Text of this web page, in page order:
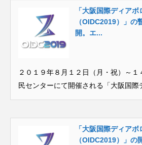
「大阪国際ディア
（OIDC2019）」の
開。エ...
２０１９年８月１２日（月・祝）～
民センターにて開催される「大阪国際
「大阪国際ディア
（OIDC2019）」の